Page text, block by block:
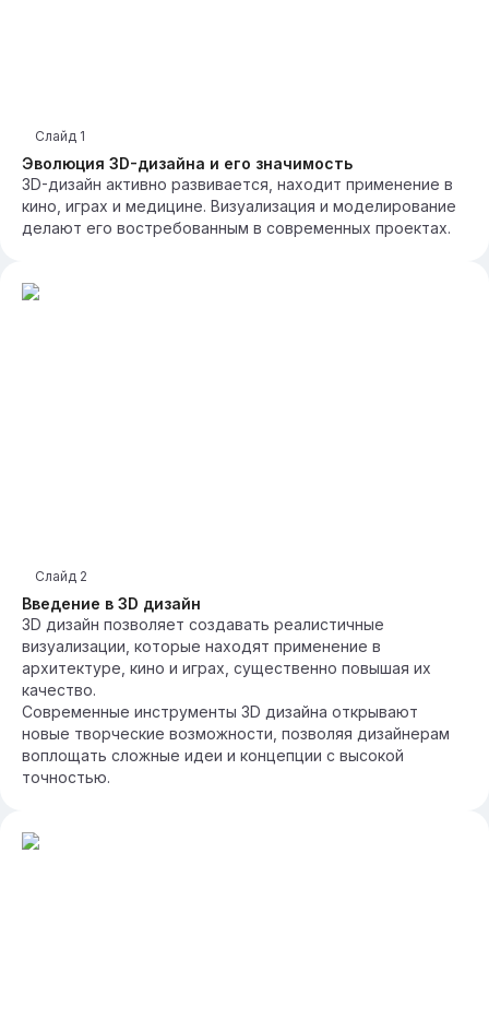
Эволюция 3D-дизайна и его значимость
Слайд 1
3D-дизайн активно развивается, находит применение в
кино, играх и медицине. Визуализация и моделирование
делают его востребованным в современных проектах.
Введение в 3D дизайн
Слайд 2
3D дизайн позволяет создавать реалистичные
визуализации, которые находят применение в
архитектуре, кино и играх, существенно повышая их
качество.
Современные инструменты 3D дизайна открывают
новые творческие возможности, позволяя дизайнерам
воплощать сложные идеи и концепции с высокой
точностью.